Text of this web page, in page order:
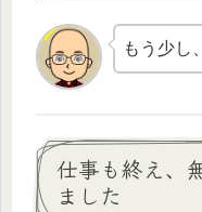
もう少し
仕事も終え、
ました